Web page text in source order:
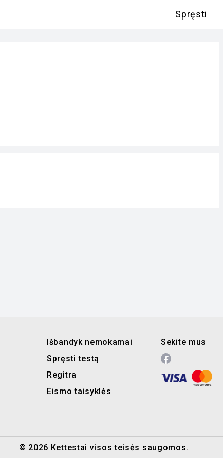
Spręsti
Išbandyk nemokamai
Spręsti testą
Regitra
Eismo taisyklės
Sekite mus
© 2026 Kettestai visos teisės saugomos.